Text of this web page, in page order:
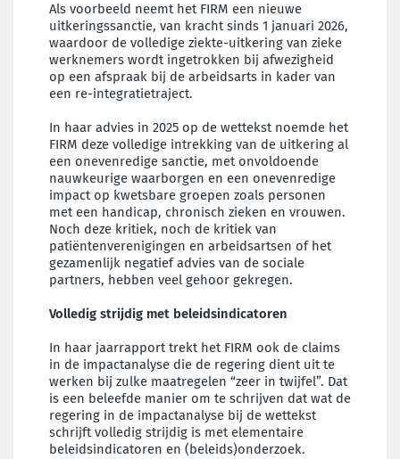
Als voorbeeld neemt het FIRM een nieuwe
uitkeringssanctie, van kracht sinds 1 januari 2026,
waardoor de volledige ziekte-uitkering van zieke
werknemers wordt ingetrokken bij afwezigheid
op een afspraak bij de arbeidsarts in kader van
een re-integratietraject.
In haar advies in 2025 op de wettekst noemde het
FIRM deze volledige intrekking van de uitkering al
een onevenredige sanctie, met onvoldoende
nauwkeurige waarborgen en een onevenredige
impact op kwetsbare groepen zoals personen
met een handicap, chronisch zieken en vrouwen.
Noch deze kritiek, noch de kritiek van
patiëntenverenigingen en arbeidsartsen of het
gezamenlijk negatief advies van de sociale
partners, hebben veel gehoor gekregen.
Volledig strijdig met beleidsindicatoren
In haar jaarrapport trekt het FIRM ook de claims
in de impactanalyse die de regering dient uit te
werken bij zulke maatregelen “zeer in twijfel”. Dat
is een beleefde manier om te schrijven dat wat de
regering in de impactanalyse bij de wettekst
schrijft volledig strijdig is met elementaire
beleidsindicatoren en (beleids)onderzoek.